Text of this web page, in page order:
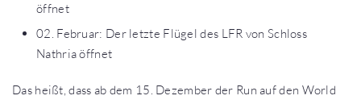
öffnet
02. Februar: Der letzte Flügel des LFR von Schloss
Nathria öffnet
Das heißt, dass ab dem 15. Dezember der Run auf den World